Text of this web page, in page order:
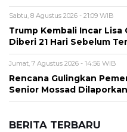
Sabtu, 8 Agustus 2026 - 21:09 WIB
Trump Kembali Incar Lisa
Diberi 21 Hari Sebelum
Jumat, 7 Agustus 2026 - 14:56 WIB
Rencana Gulingkan
Senior Mossad
BERITA TERBARU